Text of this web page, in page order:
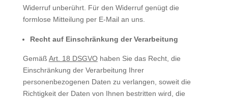
Widerruf unberührt. Für den Widerruf genügt die
formlose Mitteilung per E-Mail an uns.
Recht auf Einschränkung der Verarbeitung
Gemäß Art. 18 DSGVOhaben Sie das Recht, die
Einschränkung der Verarbeitung Ihrer
personenbezogenen Daten zu verlangen, soweit die
Richtigkeit der Daten von Ihnen bestritten wird, die